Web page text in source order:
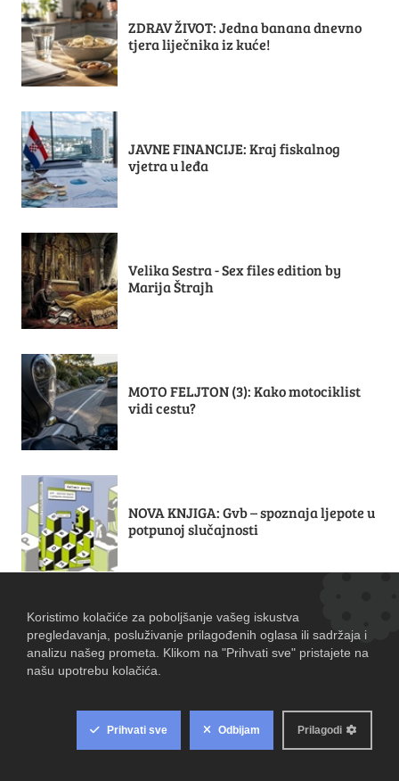
ZDRAV ŽIVOT: Jedna banana dnevno
tjera liječnika iz kuće!
JAVNE FINANCIJE: Kraj fiskalnog
vjetra u leđa
Velika Sestra - Sex files edition by
Marija Štrajh
MOTO FELJTON (3): Kako motociklist
vidi cestu?
NOVA KNJIGA: Gvb – spoznaja ljepote u
potpunoj slučajnosti
ESEJ NEDJELJOM: Kiber-rotor Zorice
Radaković
STUPIDATA: Dok Titanik tone, Europa